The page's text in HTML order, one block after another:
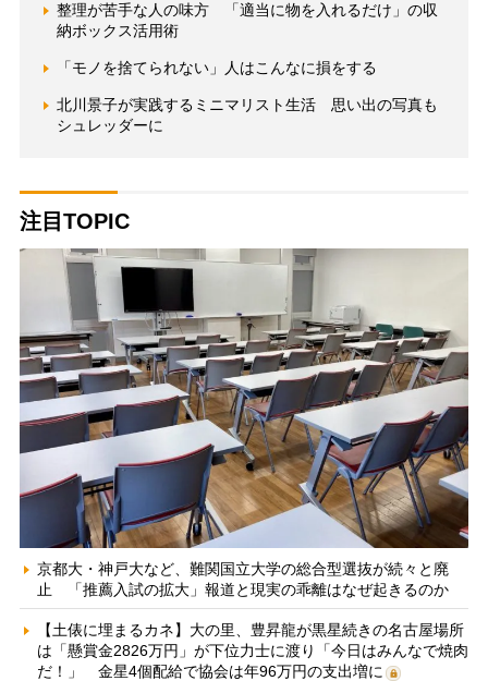
整理が苦手な人の味方 「適当に物を入れるだけ」の収
納ボックス活用術
「モノを捨てられない」人はこんなに損をする
北川景子が実践するミニマリスト生活 思い出の写真も
シュレッダーに
注目TOPIC
京都大・神戸大など、難関国立大学の総合型選抜が続々と廃
止 「推薦入試の拡大」報道と現実の乖離はなぜ起きるのか
【土俵に埋まるカネ】大の里、豊昇龍が黒星続きの名古屋場所
は「懸賞金2826万円」が下位力士に渡り「今日はみんなで焼肉
だ！」 金星4個配給で協会は年96万円の支出増に